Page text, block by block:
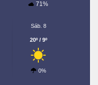
71%
Sáb. 8
20º / 9º
0%